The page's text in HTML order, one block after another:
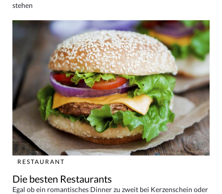
stehen
RESTAURANT
Die besten Restaurants
Egal ob ein romantisches Dinner zu zweit bei Kerzenschein oder